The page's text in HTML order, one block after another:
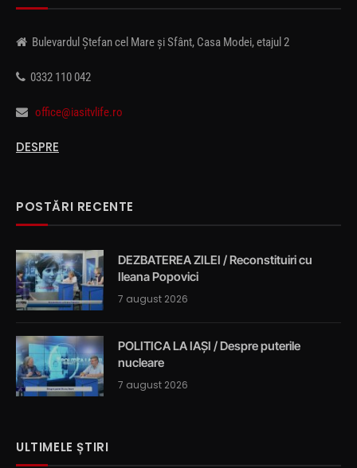
Bulevardul Ștefan cel Mare și Sfânt, Casa Modei, etajul 2
0332 110 042
office@iasitvlife.ro
DESPRE
POSTĂRI RECENTE
DEZBATEREA ZILEI / Reconstituiri cu
Ileana Popovici
7 august 2026
POLITICA LA IAȘI / Despre puterile
nucleare
7 august 2026
ULTIMELE ȘTIRI